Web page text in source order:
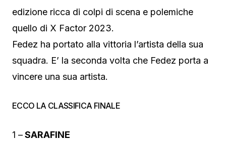
edizione ricca di colpi di scena e polemiche
quello di X Factor 2023.
Fedez ha portato alla vittoria l’artista della sua
squadra. E’ la seconda volta che Fedez porta a
vincere una sua artista.
ECCO LA CLASSIFICA FINALE
1 –SARAFINE